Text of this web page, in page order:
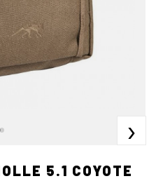
›
5.1 COYOTE